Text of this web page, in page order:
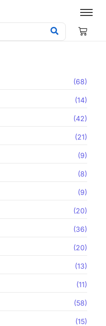
(68)
(14)
(42)
(21)
(9)
(8)
(9)
(20)
(36)
(20)
(13)
(11)
(58)
(15)